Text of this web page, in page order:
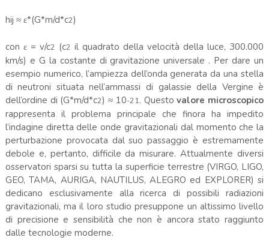
hij ≈ ε*(G*m/d*c2)
con ε = v/c2 (c2 il quadrato della velocità della luce, 300.000
km/s) e G la costante di gravitazione universale . Per dare un
esempio numerico, l’ampiezza dell’onda generata da una stella
di neutroni situata nell’ammassi di galassie della Vergine è
dell’ordine di (G*m/d*c2) ≈ 10-21. Questovalore microscopico
rappresenta il problema principale che finora ha impedito
l’indagine diretta delle onde gravitazionali dal momento che la
perturbazione provocata dal suo passaggio è estremamente
debole e, pertanto, difficile da misurare. Attualmente diversi
osservatori sparsi su tutta la superficie terrestre (VIRGO, LIGO,
GEO, TAMA, AURIGA, NAUTILUS, ALEGRO ed EXPLORER) si
dedicano esclusivamente alla ricerca di possibili radiazioni
gravitazionali, ma il loro studio presuppone un altissimo livello
di precisione e sensibilità che non è ancora stato raggiunto
dalle tecnologie moderne.